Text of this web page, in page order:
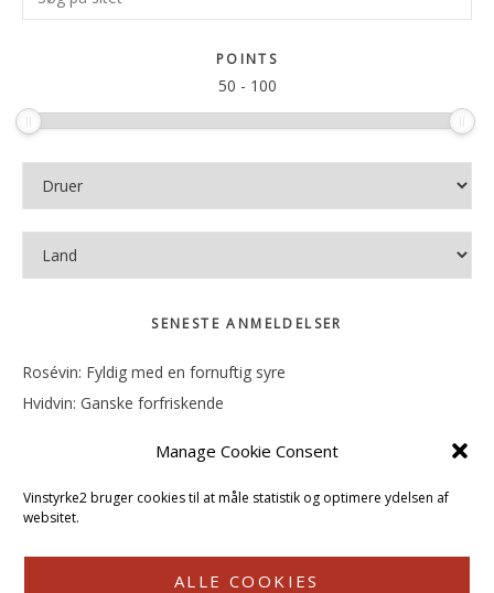
Manage Cookie Consent
Vinstyrke2 bruger cookies til at måle statistik og optimere ydelsen af
websitet.
ALLE COOKIES
Sidebar
på
POINTS
50 - 100
SENESTE ANMELDELSER
Rosévin: Fyldig med en fornuftig syre
Hvidvin: Ganske forfriskende
Hvidvin: Smørfedme og tropisk sødme
Rosévin: Blød, rund og sødladen